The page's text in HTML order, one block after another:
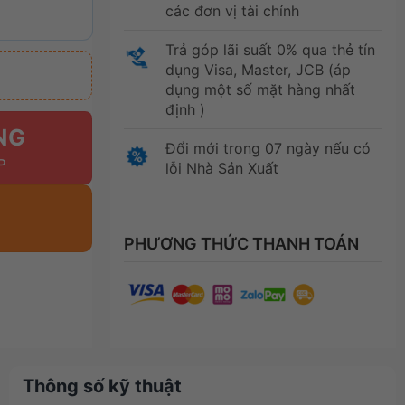
các đơn vị tài chính
Trả góp lãi suất 0% qua thẻ tín
dụng Visa, Master, JCB (áp
dụng một số mặt hàng nhất
định )
Đổi mới trong 07 ngày nếu có
lỗi Nhà Sản Xuất
PHƯƠNG THỨC THANH TOÁN
Thông số kỹ thuật